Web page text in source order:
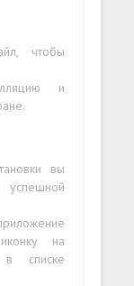
чтобы
и
вы
на
списке